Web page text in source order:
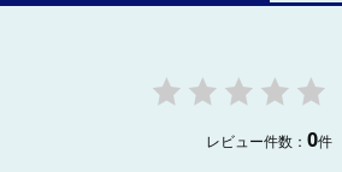
レビュー件数：0件